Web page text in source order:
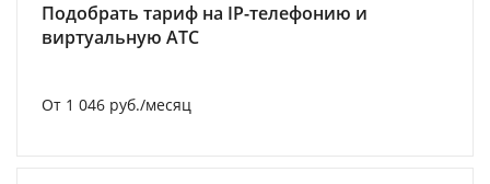
Подобрать тариф на IP-телефонию и
виртуальную АТС
От 1 046 руб./месяц